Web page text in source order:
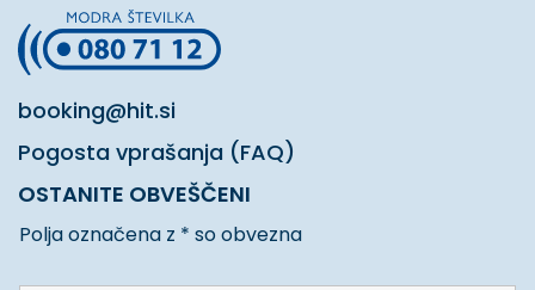
booking@hit.si
Pogosta vprašanja (FAQ)
OSTANITE OBVEŠČENI
Polja označena z * so obvezna